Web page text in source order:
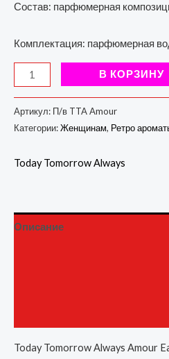
Состав: парфюмерная
Комплектация: парфюмерная
В КОРЗИНУ
Артикул: П/в TTA Amour
Категории:Женщинам, Ретро
Today Tomorrow Always
Описание
Today Tomorrow Always Amour